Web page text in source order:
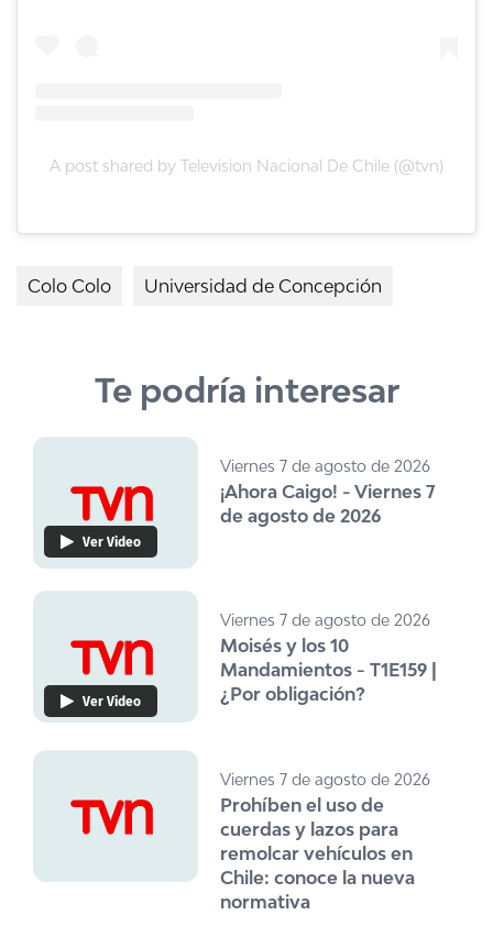
A post shared by Television Nacional De Chile (@tvn)
Colo Colo Universidad de Concepción
Te podría interesar
Ver Video
Viernes 7 de agosto de 2026
¡Ahora Caigo! - Viernes 7
de agosto de 2026
Ver Video
Viernes 7 de agosto de 2026
Moisés y los 10
Mandamientos - T1E159 |
¿Por obligación?
Viernes 7 de agosto de 2026
Prohíben el uso de
cuerdas y lazos para
remolcar vehículos en
Chile: conoce la nueva
normativa